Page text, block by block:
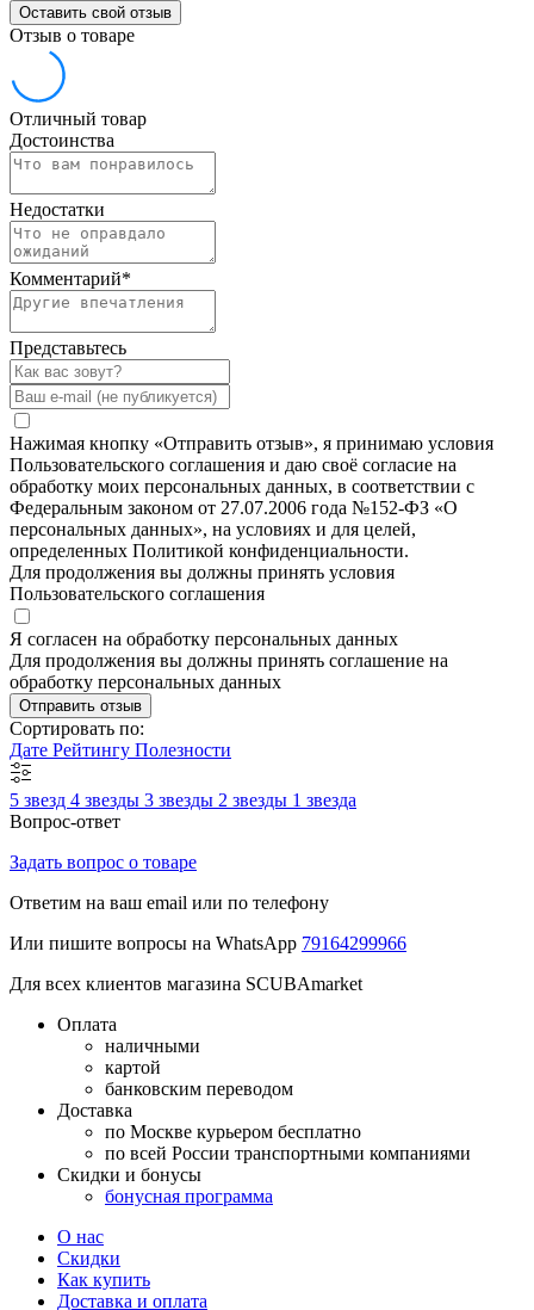
Оставить свой отзыв
Отзыв о товаре
Отличный товар
Достоинства
Недостатки
Комментарий*
Представьтесь
Нажимая кнопку «Отправить отзыв», я принимаю условия
Пользовательского соглашения и даю своё согласие на
обработку моих персональных данных, в соответствии с
Федеральным законом от 27.07.2006 года №152-ФЗ «О
персональных данных», на условиях и для целей,
определенных Политикой конфиденциальности.
Для продолжения вы должны принять условия
Пользовательского соглашения
Я согласен на обработку персональных данных
Для продолжения вы должны принять соглашение на
обработку персональных данных
Отправить отзыв
Сортировать по:
Дате Рейтингу Полезности
5 звезд 4 звезды 3 звезды 2 звезды 1 звезда
Вопрос-ответ
Задать вопрос о товаре
Ответим на ваш email или по телефону
Или пишите вопросы на WhatsApp 79164299966
Для всех клиентов магазина SCUBAmarket
Оплата
наличными
картой
банковским переводом
Доставка
по Москве курьером бесплатно
по всей России транспортными компаниями
Скидки и бонусы
бонусная программа
О нас
Скидки
Как купить
Доставка и оплата